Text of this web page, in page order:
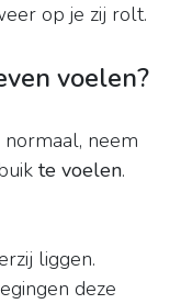
op je zij rolt.
voelen?
neem
te voelen.
liggen.
deze